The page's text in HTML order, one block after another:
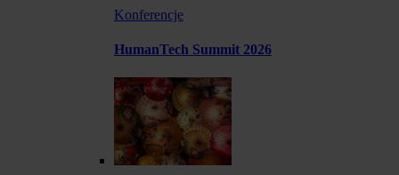
Konferencje
HumanTech Summit 2026